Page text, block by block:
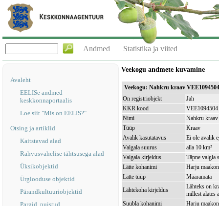
Andmed Statistika ja viited
Avaleht
EELISe andmed
keskkonnaportaalis
Loe siit "Mis on EELIS?"
Otsing ja artiklid
Kaitstavad alad
Rahvusvahelise tähtsusega alad
Üksikobjektid
Ürglooduse objektid
Pärandkultuuriobjektid
Pargid, puistud
Veekogu andmete kuvamine
Veekogu: Nahkru kraav VEE1094504
On registriobjekt
Jah
KKR kood
VEE1094504
Nimi
Nahkru kraav
Tüüp
Kraav
Avalik kasutatavus
Ei ole avalik
Valgala suurus
alla 10 km²
Valgala kirjeldus
Täpne valgla
Lätte kohanimi
Harju
Lätte tüüp
Määramata
Lähtekoha kirjeldus
Lähteks on
millest alates
Suubla kohanimi
Harju